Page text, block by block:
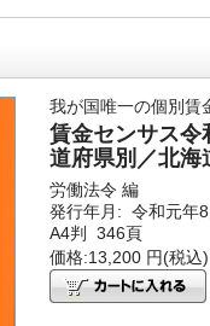
我が国唯一の個別賃
賃金センサス
道府県別／北
労働法令 編
発行年月: 令和元
A4判 346頁
価格:13,200 円(税込)